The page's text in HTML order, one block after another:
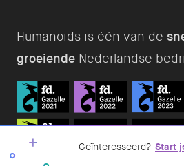
Humanoids is één van de
groeiende Nederlandse
Geïnteresseerd? Start